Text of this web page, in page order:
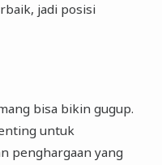
jadi posisi
bisa bikin gugup.
untuk
penghargaan yang